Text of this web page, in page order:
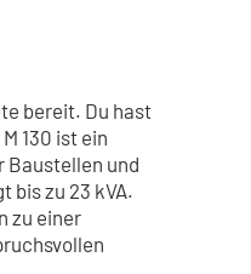
bereit. Du hast
130 ist ein
Baustellen und
bis zu 23 kVA.
zu einer